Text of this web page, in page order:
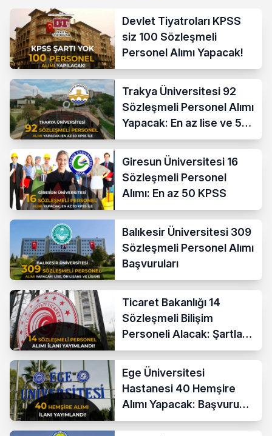
Devlet Tiyatroları KPSS
siz 100 Sözleşmeli
Personel Alımı Yapacak!
Trakya Üniversitesi 92
Sözleşmeli Personel Alımı
Yapacak: En az lise ve 50
KPSS İle
Giresun Üniversitesi 16
Sözleşmeli Personel
Alımı: En az 50 KPSS
Balıkesir Üniversitesi 309
Sözleşmeli Personel Alımı
Başvuruları
Ticaret Bakanlığı 14
Sözleşmeli Bilişim
Personeli Alacak: Şartlar
ve Ücretler
Ege Üniversitesi
Hastanesi 40 Hemşire
Alımı Yapacak: Başvuru
Şartları ve KPSS Puanı